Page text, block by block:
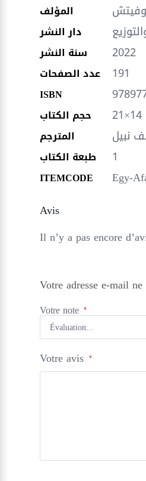
المؤلف وفيتش
دار النشر
سنة النشر 2022
عدد الصفحات 191
ISBN
حجم الكتاب 21×14
المترجم نبيل
طبعة الكتاب 1
ITEMCODE
Egy-
Avis
Il n’y a pas encore
Votre adresse e-mail
Votre note *
Votre avis *